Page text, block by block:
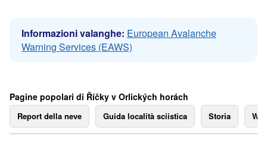
Informazioni valanghe: European Avalanche
Warning Services (EAWS)
Pagine popolari di Říčky v Orlických horách
Report della neve Guida località sciistica Storia